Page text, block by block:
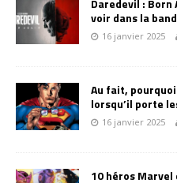
Daredevil :
voir dans la
16 janvier 2025
Au fait,
lorsqu’il porte
16 janvier 2025
10 héros